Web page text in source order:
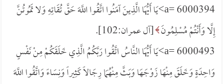
a= 6000394>يَا أَيُّهَا الَّذِينَ آمَنُوا اتَّقُوا اللَّهَ حَقَّ تُقَاتِهِ وَلا تَمُوتُنَّ
إِلَّا وَأَنْتُمْ مُسْلِمُونَ [آل عمران:102].
a= 6000493>يَا أَيُّهَا النَّاسُ اتَّقُوا رَبَّكُمُ الَّذِي خَلَقَكُمْ مِنْ نَفْسٍ
وَاحِدَةٍ وَخَلَقَ مِنْهَا زَوْجَهَا وَبَثَّ مِنْهُمَا رِجَالاً كَثِيراً وَنِسَاءً وَاتَّقُوا اللَّهَ